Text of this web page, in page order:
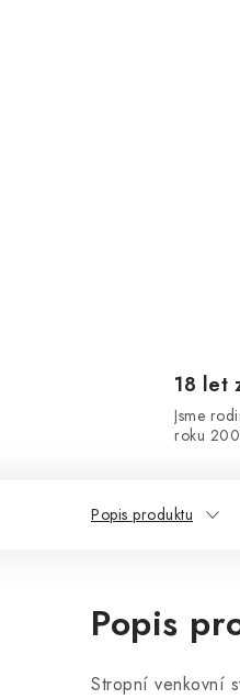
18 let
Jsme
roku
Popis produktu
Popis
Stropní venkovní